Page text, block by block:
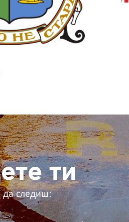
ти
да следиш: